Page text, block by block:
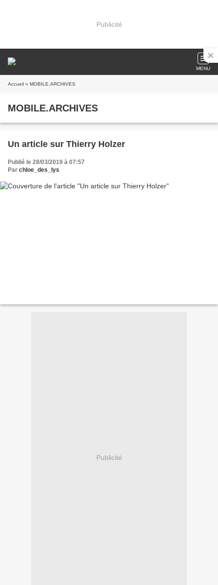
Publicité
MENU
Accueil » MOBILE.ARCHIVES
MOBILE.ARCHIVES
Un article sur Thierry Holzer
Publié le 28/03/2019 à 07:57
Par chloe_des_lys
Publicité